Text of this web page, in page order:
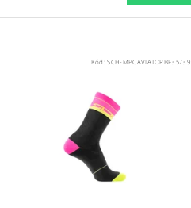
Kód:SCH-MPCAVIATORBF35/39